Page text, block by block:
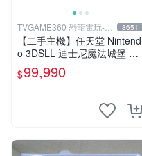
TVGAME360 恐龍電玩-台
中店
8651
【二手主機】任天堂 Nintend
o 3DSLL 迪士尼魔法城堡 限
定主機 附充電器 (不含遊戲)
【台中恐龍電玩】
$99,990